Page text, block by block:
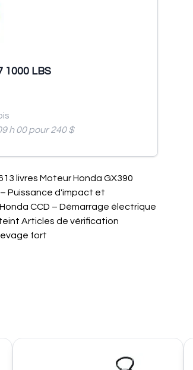
1000 LBS
h 00 pour 240 $
livres Moteur Honda GX390
– Puissance d'impact et
CCD – Démarrage électrique
Articles de vérification
fort